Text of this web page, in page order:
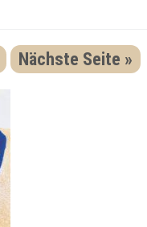
Nächste Seite »